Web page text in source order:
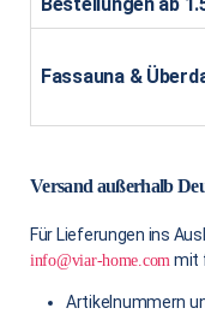
Bestellungen ab
Fassauna &
Versand außerhalb
Für Lieferungen ins
info@viar-home.com mit
Artikelnummern